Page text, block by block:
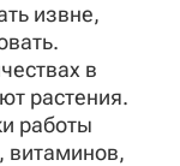
извне,
в
растения.
работы
витаминов,